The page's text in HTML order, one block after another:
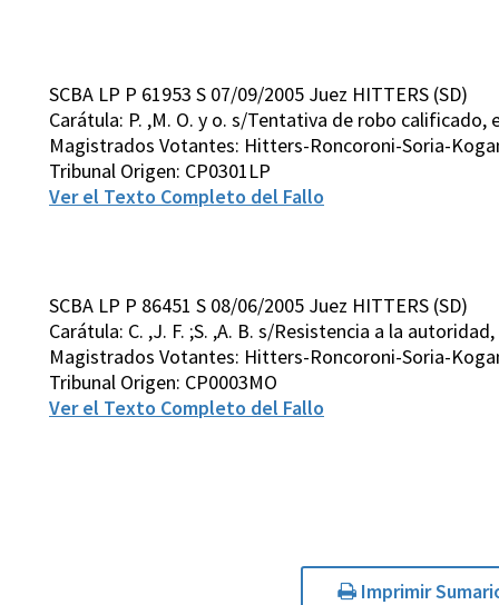
SCBA LP P 61953 S 07/09/2005 Juez HITTERS (SD)
Carátula: P. ,M. O. y o. s/Tentativa de robo calificado,
Magistrados Votantes: Hitters-Roncoroni-Soria-
Tribunal Origen: CP0301LP
Ver el Texto Completo del Fallo
SCBA LP P 86451 S 08/06/2005 Juez HITTERS (SD)
Carátula: C. ,J. F. ;S. ,A. B. s/Resistencia a la
Magistrados Votantes: Hitters-Roncoroni-Soria-
Tribunal Origen: CP0003MO
Ver el Texto Completo del Fallo
Imprimir